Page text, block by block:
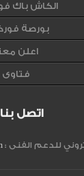
الكاش باك
بورصة
اعلن
فتاوى
اتصل بنا
للدعم الفنى :